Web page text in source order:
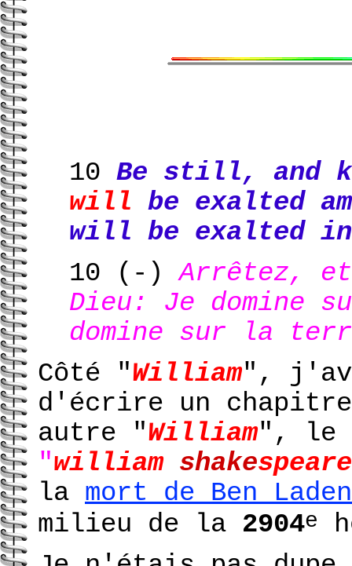
10 Be still, and
will be exalted
will be exalted
10 (-)Arrêtez,
Dieu: Je domine
domine sur la
Côté "William",
d'écrire un
autre "William", le
"william shakespeare
la mort de Ben Laden
milieu de la 2904e